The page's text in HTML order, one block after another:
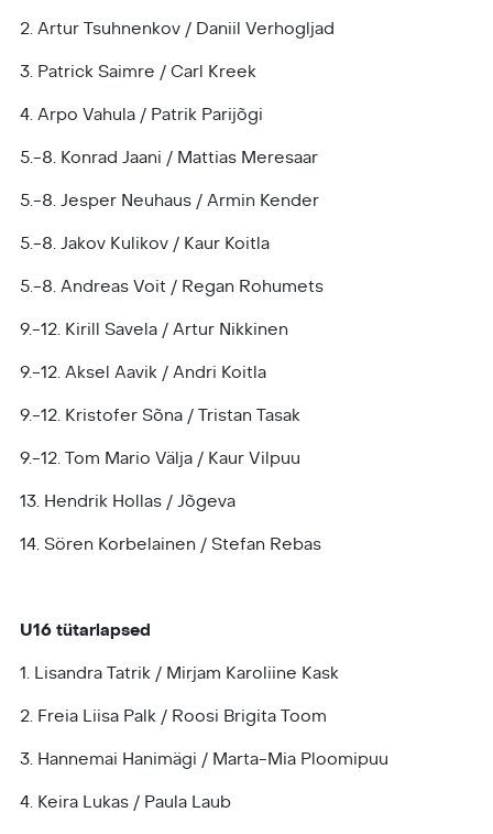
2. Artur Tsuhnenkov / Daniil Verhogljad
3. Patrick Saimre / Carl Kreek
4. Arpo Vahula / Patrik Parijõgi
5.-8. Konrad Jaani / Mattias Meresaar
5.-8. Jesper Neuhaus / Armin Kender
5.-8. Jakov Kulikov / Kaur Koitla
5.-8. Andreas Voit / Regan Rohumets
9.-12. Kirill Savela / Artur Nikkinen
9.-12. Aksel Aavik / Andri Koitla
9.-12. Kristofer Sõna / Tristan Tasak
9.-12. Tom Mario Välja / Kaur Vilpuu
13. Hendrik Hollas / Jõgeva
14. Sören Korbelainen / Stefan Rebas
U16 tütarlapsed
1. Lisandra Tatrik / Mirjam Karoliine Kask
2. Freia Liisa Palk / Roosi Brigita Toom
3. Hannemai Hanimägi / Marta-Mia Ploomipuu
4. Keira Lukas / Paula Laub